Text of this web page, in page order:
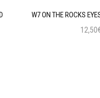
W7 ON THE ROCKS